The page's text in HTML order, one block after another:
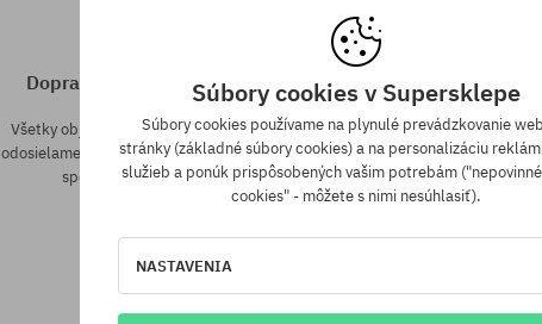
L
Doprava zadarmo od 70,30 €
Všetky objednávky v hodnote nad 70,30 €
odosielame zadarmo bez rozdielu na vybraný
spôsob platby a doručenia.
Záruka
Máme najlepšie
ten istý produkt v
cenou - špeciálne
Súbory cookies v Supersklepe
Súbory cookies používame na plynulé prevádzkovanie
stránky (základné súbory cookies) a na personalizáciu
služieb a ponúk prispôsobených vašim potrebám
cookies" - môžete s nimi nesúhlasiť).
NASTAVENIA